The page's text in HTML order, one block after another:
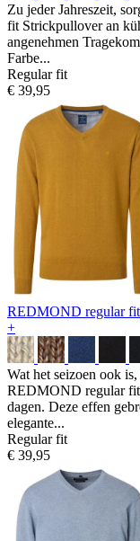
Zu jeder Jahreszeit,
fit Strickpullover an
angenehmen
Farbe...
Regular fit
€ 39,95
REDMOND regular fit
+
Wat het seizoen ook
REDMOND regular fit
dagen. Deze effen
elegante...
Regular fit
€ 39,95